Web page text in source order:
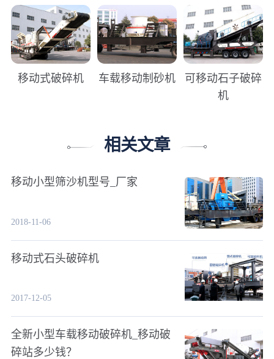
移动式破碎机 车载移动制砂机
可移动石子破碎
机
相关文章
移动小型筛沙机型号_厂家
2018-11-06
移动式石头破碎机
2017-12-05
全新小型车载移动破碎机_移动破
碎站多少钱？